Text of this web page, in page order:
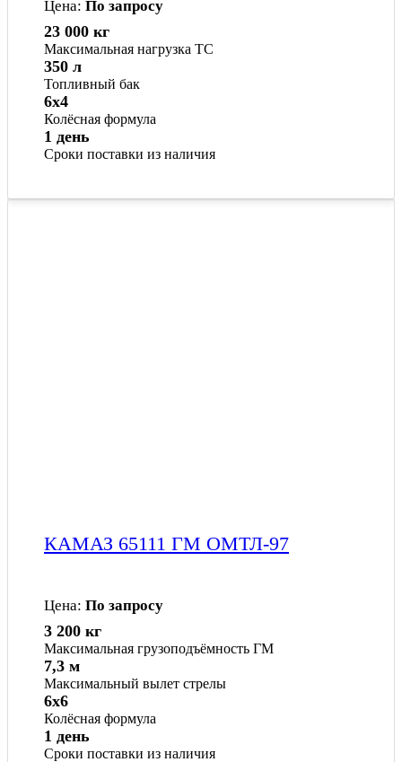
Цена: По запросу
Максимальная нагрузка ТС
23 000 кг
Топливный бак
350 л
Колёсная формула
6x4
Сроки поставки из наличия
1 день
КАМАЗ 65111 ГМ ОМТЛ-97
Цена: По запросу
Максимальная грузоподъёмность ГМ
3 200 кг
Максимальный вылет стрелы
7,3 м
Колёсная формула
6x6
Сроки поставки из наличия
1 день